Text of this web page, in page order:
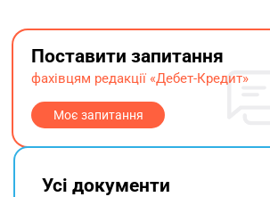
Поставити запитання
фахівцям редакції «Дебет-Кредит»
Моє запитання
Усі документи